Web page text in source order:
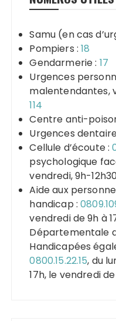
Samu (en cas
Pompiers :18
Gendarmerie : 17
Urgences
malentendantes,
114
Centre anti-
Urgences
Cellule d’écoute :
psychologique
vendredi, 9h-
Aide aux
handicap :
vendredi de 9h à
Départementale
Handicapées
0800.15.22.15, du
17h, le vendredi de